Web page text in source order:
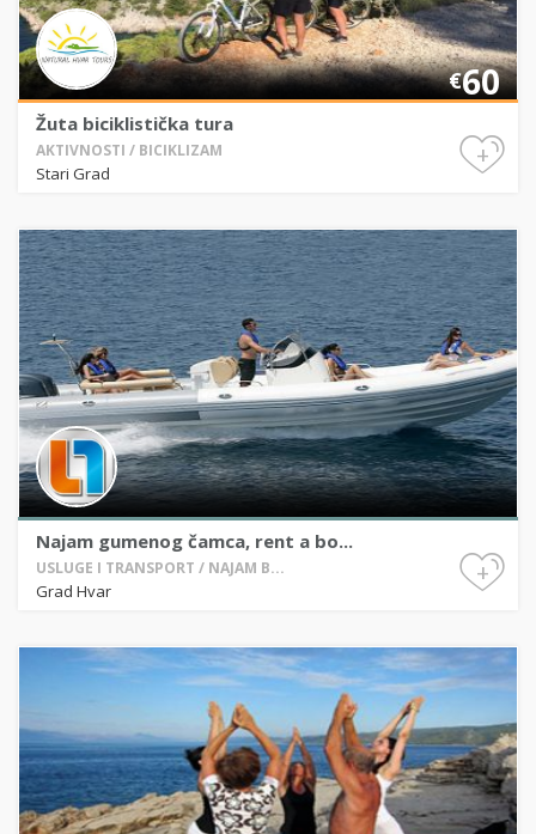
€60
Žuta biciklistička tura
AKTIVNOSTI / BICIKLIZAM
Stari Grad
+
Najam gumenog čamca, rent a bo...
USLUGE I TRANSPORT / NAJAM B...
Grad Hvar
+